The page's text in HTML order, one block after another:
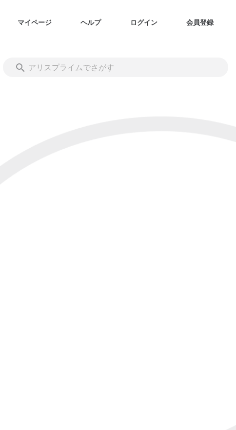
マイページ ヘルプ ログイン 会員登録